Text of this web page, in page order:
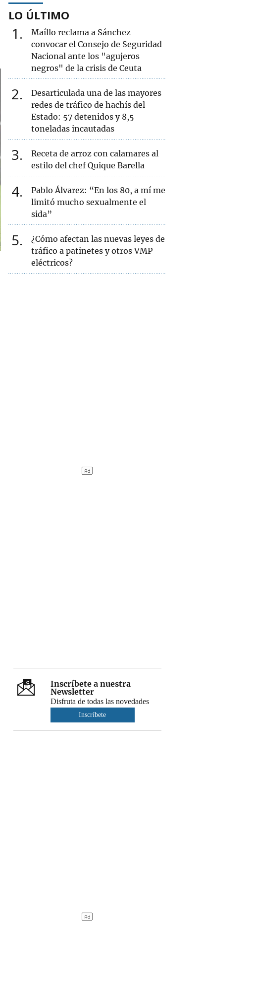
LO ÚLTIMO
1
Maíllo reclama a Sánchez
convocar el Consejo de Seguridad
Nacional ante los "agujeros
negros" de la crisis de Ceuta
2
Desarticulada una de las mayores
redes de tráfico de hachís del
Estado: 57 detenidos y 8,5
toneladas incautadas
3
Receta de arroz con calamares al
estilo del chef Quique Barella
4
Pablo Álvarez: “En los 80, a mí me
limitó mucho sexualmente el
sida”
5
¿Cómo afectan las nuevas leyes de
tráfico a patinetes y otros VMP
eléctricos?
Inscríbete a nuestra
Newsletter
Disfruta de todas las novedades
Inscríbete